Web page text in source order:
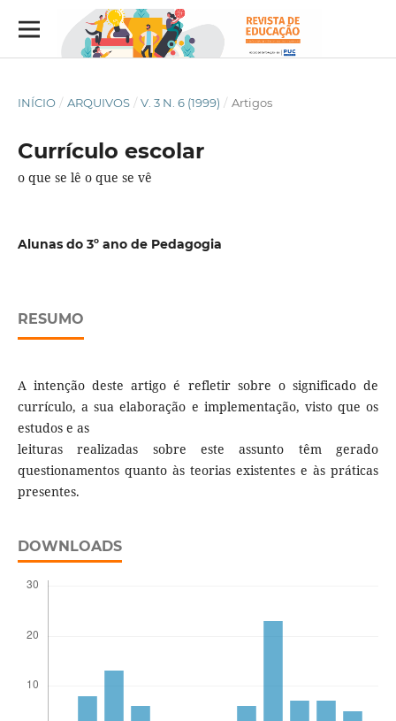
INÍCIO / ARQUIVOS / V. 3 N. 6 (1999) / Artigos
Currículo escolar
o que se lê o que se vê
Alunas do 3º ano de Pedagogia
RESUMO
A intenção deste artigo é refletir sobre o significado de
currículo, a sua elaboração e implementação, visto que os
estudos e as
leituras realizadas sobre este assunto têm gerado
questionamentos quanto às teorias existentes e às práticas
presentes.
DOWNLOADS